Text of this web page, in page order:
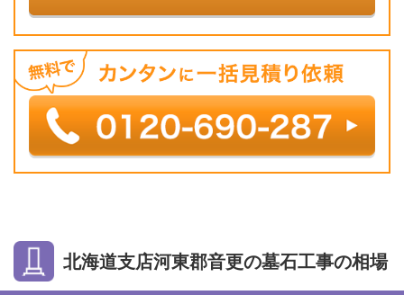
北海道支店河東郡音更の墓石工事の相場